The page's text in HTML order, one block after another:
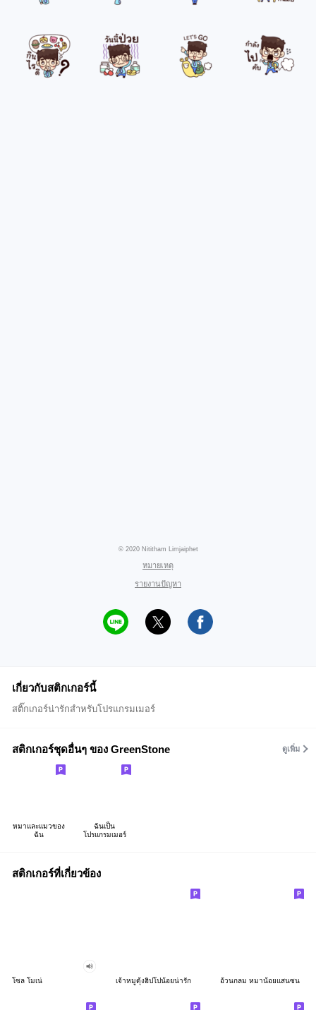
© 2020 Nititham Limjaiphet
หมายเหตุ
รายงานปัญหา
เกี่ยวกับสติกเกอร์นี้
สติ๊กเกอร์น่ารักสำหรับโปรแกรมเมอร์
สติกเกอร์ชุดอื่นๆ ของ GreenStone ดูเพิ่ม
หมาและแมวของ
ฉัน
ฉันเป็น
โปรแกรมเมอร์
สติกเกอร์ที่เกี่ยวข้อง
โซล โมเน่ เจ้าหมูดุ้งฮิปโปน้อยน่ารัก อ้วนกลม หมาน้อยแสนซน